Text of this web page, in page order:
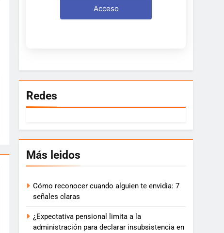
Acceso
Redes
Más leidos
Cómo reconocer cuando alguien te envidia: 7
señales claras
¿Expectativa pensional limita a la
administración para declarar insubsistencia en